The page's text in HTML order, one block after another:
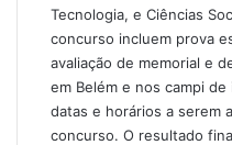
Tecnologia, e Ciências
concurso incluem prova
avaliação de memorial e
em Belém e nos campi
datas e horários a serem
concurso. O resultado